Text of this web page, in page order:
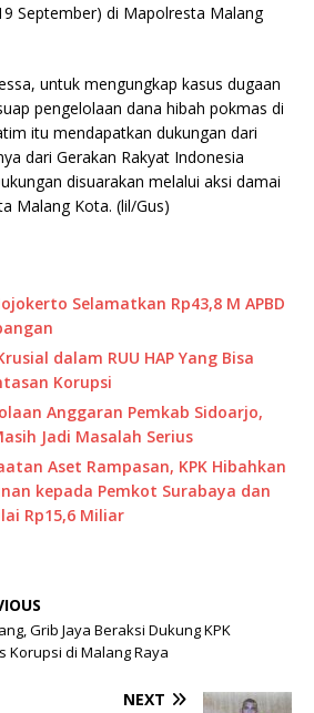
September) di Mapolresta Malang
untuk mengungkap kasus dugaan
pengelolaan dana hibah pokmas di
itu mendapatkan dukungan dari
dari Gerakan Rakyat Indonesia
disuarakan melalui aksi damai
Malang Kota. (lil/Gus)
Selamatkan Rp43,8 M APBD
dalam RUU HAP Yang Bisa
Korupsi
Anggaran Pemkab Sidoarjo,
Jadi Masalah Serius
Aset Rampasan, KPK Hibahkan
kepada Pemkot Surabaya dan
Rp15,6 Miliar
Grib Jaya Beraksi Dukung KPK
Korupsi di Malang Raya
NEXT